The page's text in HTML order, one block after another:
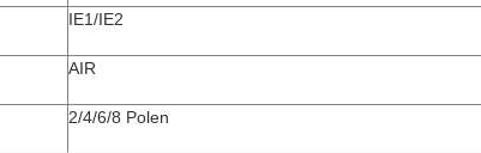
IE1/IE2
AIR
2/4/6/8 Polen